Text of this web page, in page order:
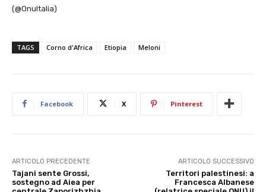
(@OnuItalia)
TAGS Corno d'Africa Etiopia Meloni
Facebook X Pinterest
ARTICOLO PRECEDENTE
Tajani sente Grossi,
sostegno ad Aiea per
ARTICOLO SUCCESSIVO
Territori palestinesi: a
Francesca Albanese